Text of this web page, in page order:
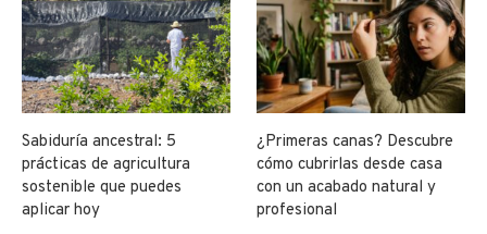
Sabiduría ancestral: 5
prácticas de agricultura
sostenible que puedes
aplicar hoy
¿Primeras canas? Descubre
cómo cubrirlas desde casa
con un acabado natural y
profesional